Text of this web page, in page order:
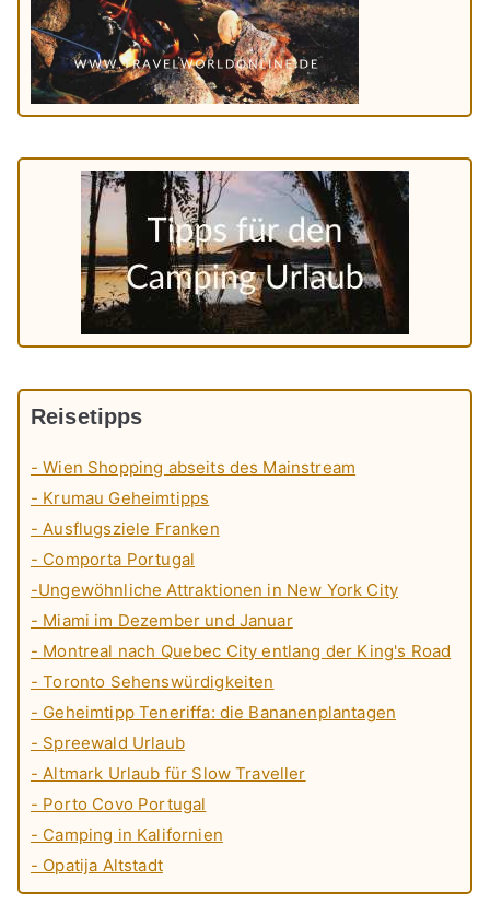
Reisetipps
- Wien Shopping abseits des Mainstream
- Krumau Geheimtipps
- Ausflugsziele Franken
- Comporta Portugal
-Ungewöhnliche Attraktionen in New York City
- Miami im Dezember und Januar
- Montreal nach Quebec City entlang der King's Road
- Toronto Sehenswürdigkeiten
- Geheimtipp Teneriffa: die Bananenplantagen
- Spreewald Urlaub
- Altmark Urlaub für Slow Traveller
- Porto Covo Portugal
- Camping in Kalifornien
- Opatija Altstadt